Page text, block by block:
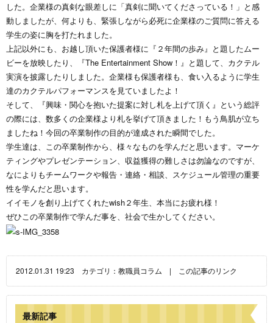
した。企業様の真剣な眼差しに「真剣に聞いてくださっている！」と感
動しましたが、何よりも、緊張しながら必死に企業様のご質問に答える
学生の姿に胸を打たれました。
上記以外にも、お越し頂いた保護者様に『２年間の歩み』と題したムー
ビーを放映したり、『The Entertainment Show！』と題して、カクテル
実演を披露したりしました。企業様も保護者様も、食い入るように学生
達のカクテルパフォーマンスを見ていましたよ！
そして、『興味・関心を抱いた提案に対し札を上げて頂く』という総評
の際には、数多くの企業様より札を挙げて頂きました！もう鳥肌が立ち
ましたね！今回の卒業制作の目的が達成された瞬間でした。
学生達は、この卒業制作から、様々なものを学んだと思います。マーケ
ティングやプレゼンテーション、収益獲得の難しさは勿論なのですが、
なによりもチームワークや報告・連絡・相談、スケジュール管理の重要
性を学んだと思います。
イイモノを創り上げてくれたwish２年生、本当にお疲れ様！
ぜひこの卒業制作で学んだ事を、社会で生かしてください。
2012.01.31 19:23 カテゴリ： 教職員コラム | この記事のリンク
最新記事